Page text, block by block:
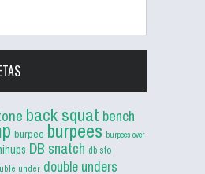
back squat bench
burpee burpees burpees over
DB snatch db sto
under double unders